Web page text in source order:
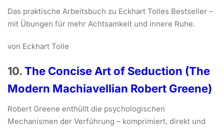
Das praktische Arbeitsbuch zu Eckhart Tolles Bestseller –
mit Übungen für mehr Achtsamkeit und innere Ruhe.
von Eckhart Tolle
10.The Concise Art of Seduction (The
Modern Machiavellian Robert Greene)
Robert Greene enthüllt die psychologischen
Mechanismen der Verführung – komprimiert, direkt und